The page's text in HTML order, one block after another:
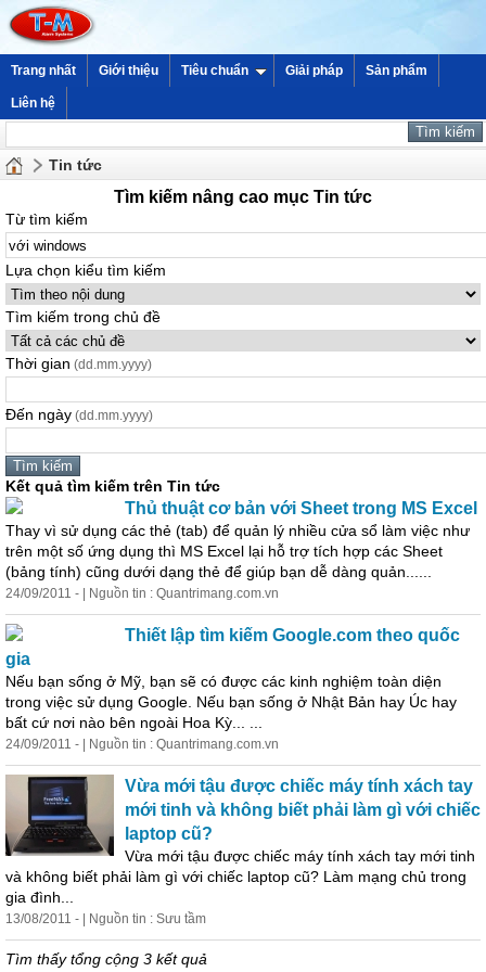
Trang nhất Giới thiệu Tiêu chuẩn Giải pháp Sản phẩm
Liên hệ
Tin tức
Tìm kiếm nâng cao mục Tin tức
Từ tìm kiếm
Lựa chọn kiểu tìm kiếm
Tìm kiếm trong chủ đề
Thời gian (dd.mm.yyyy)
Đến ngày (dd.mm.yyyy)
Kết quả tìm kiếm trên Tin tức
Thủ thuật cơ bản với Sheet trong MS Excel
Thay vì sử dụng các thẻ (tab) để quản lý nhiều cửa sổ làm việc như
trên một số ứng dụng thì MS Excel lại hỗ trợ tích hợp các Sheet
(bảng tính) cũng dưới dạng thẻ để giúp bạn dễ dàng quản......
24/09/2011 - | Nguồn tin : Quantrimang.com.vn
Thiết lập tìm kiếm Google.com theo quốc
gia
Nếu bạn sống ở Mỹ, bạn sẽ có được các kinh nghiệm toàn diện
trong việc sử dụng Google. Nếu bạn sống ở Nhật Bản hay Úc hay
bất cứ nơi nào bên ngoài Hoa Kỳ... ...
24/09/2011 - | Nguồn tin : Quantrimang.com.vn
Vừa mới tậu được chiếc máy tính xách tay
mới tinh và không biết phải làm gì với chiếc
laptop cũ?
Vừa mới tậu được chiếc máy tính xách tay mới tinh
và không biết phải làm gì với chiếc laptop cũ? Làm mạng chủ trong
gia đình...
13/08/2011 - | Nguồn tin : Sưu tầm
Tìm thấy tổng cộng 3 kết quả